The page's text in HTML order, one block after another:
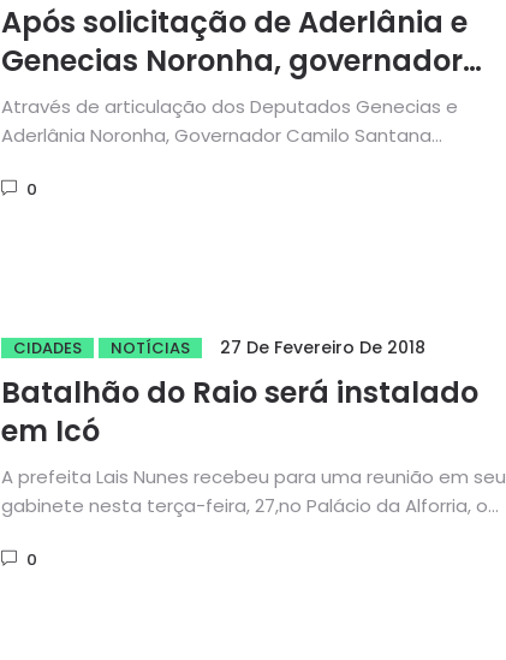
Após solicitação de Aderlânia e
Genecias Noronha, governador
expande batalhão do RAIO e
videomonitoramento para
municípios de 30 a 50 mil
Através de articulação dos Deputados Genecias e
Aderlânia Noronha, Governador Camilo Santana
0
CIDADES NOTÍCIAS 27 De Fevereiro De 2018
Batalhão do Raio será instalado
em Icó
A prefeita Lais Nunes recebeu para uma reunião em seu
gabinete nesta terça-feira, 27,no Palácio da Alforria, o
0